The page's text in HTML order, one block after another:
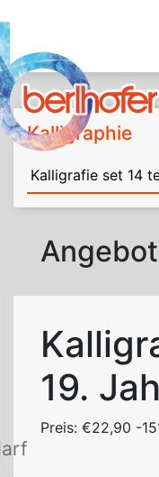
Kalligraphie
19.
Preis: €22,90 -